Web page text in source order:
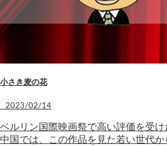
小さき麦の花
2023/02/14
ベルリン国際映画祭で高い評価を受け
中国では、この作品を見た若い世代か